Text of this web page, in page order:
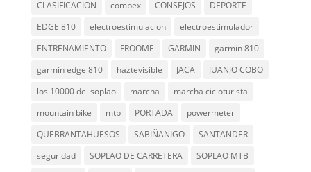
CLASIFICACION
compex CONSEJOS
DEPORTE
EDGE 810
electroestimulacion
electroestimulador
ENTRENAMIENTO
FROOME GARMIN
garmin 810
garmin edge 810
haztevisible JACA
JUANJO COBO
los 10000 del soplao
marcha
marcha cicloturista
mountain bike
mtb PORTADA
powermeter
QUEBRANTAHUESOS
SABIÑANIGO
SANTANDER
seguridad
SOPLAO DE CARRETERA
SOPLAO MTB